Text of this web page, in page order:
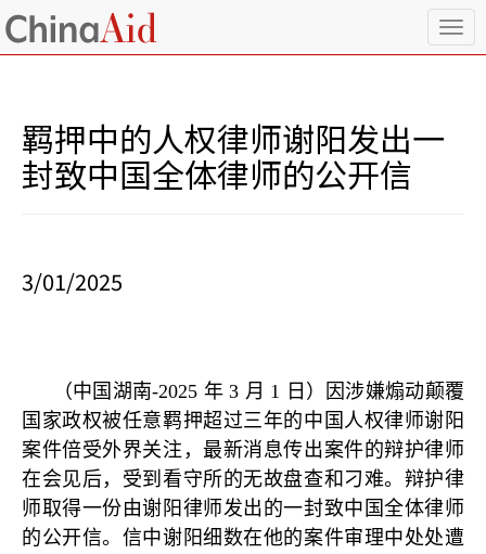
T
o
羁押中的人权律师谢阳发出一
封致中国全体律师的公开信
3/01/2025
（中国湖南-2025 年 3 月 1 日）因涉嫌煽动颠覆
国家政权被任意羁押超过三年的中国人权律师谢阳
案件倍受外界关注，最新消息传出案件的辩护律师
在会见后，受到看守所的无故盘查和刁难。辩护律
师取得一份由谢阳律师发出的一封致中国全体律师
的公开信。信中谢阳细数在他的案件审理中处处遭